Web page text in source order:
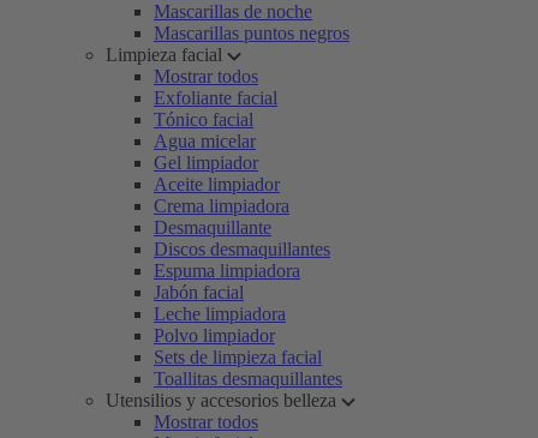
Mascarillas de noche
Mascarillas puntos negros
Limpieza facial
Mostrar todos
Exfoliante facial
Tónico facial
Agua micelar
Gel limpiador
Aceite limpiador
Crema limpiadora
Desmaquillante
Discos desmaquillantes
Espuma limpiadora
Jabón facial
Leche limpiadora
Polvo limpiador
Sets de limpieza facial
Toallitas desmaquillantes
Utensilios y accesorios belleza
Mostrar todos